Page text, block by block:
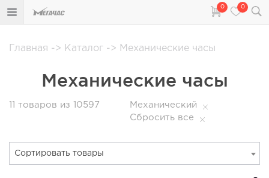
0 0
Главная -> Каталог -> Механические часы
Механические часы
11 товаров из 10597
Механический
Сбросить все
Сортировать товары